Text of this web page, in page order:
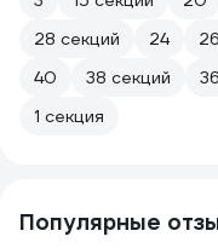
28 секций
24
40
38 секций
1 секция
Популярные